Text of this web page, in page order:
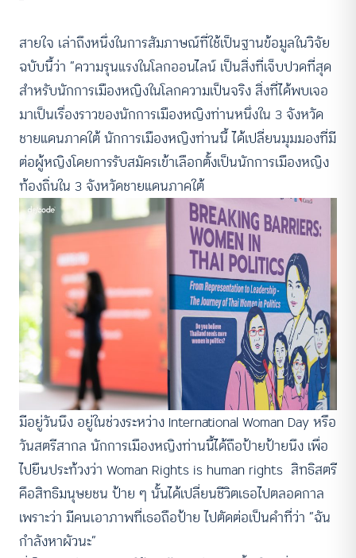
สายใจ เล่าถึงหนึ่งในการสัมภาษณ์ที่ใช้เป็นฐานข้อมูลในวิจัย
ฉบับนี้ว่า “ความรุนแรงในโลกออนไลน์ เป็นสิ่งที่เจ็บปวดที่สุด
สำหรับนักการเมืองหญิงในโลกความเป็นจริง สิ่งที่ได้พบเจอ
มาเป็นเรื่องราวของนักการเมืองหญิงท่านหนึ่งใน 3 จังหวัด
ชายแดนภาคใต้ นักการเมืองหญิงท่านนี้ ได้เปลี่ยนมุมมองที่มี
ต่อผู้หญิงโดยการรับสมัครเข้าเลือกตั้งเป็นนักการเมืองหญิง
ท้องถิ่นใน 3 จังหวัดชายแดนภาคใต้
มีอยู่วันนึง อยู่ในช่วงระหว่าง International Woman Day หรือ
วันสตรีสากล นักการเมืองหญิงท่านนี้ได้ถือป้ายป้ายนึง เพื่อ
ไปยืนประท้วงว่า Woman Rights is human rights สิทธิสตรี
คือสิทธิมนุษยชน ป้าย ๆ นั้นได้เปลี่ยนชีวิตเธอไปตลอดกาล
เพราะว่า มีคนเอาภาพที่เธอถือป้าย ไปตัดต่อเป็นคำที่ว่า “ฉัน
กำลังหาผัวนะ”